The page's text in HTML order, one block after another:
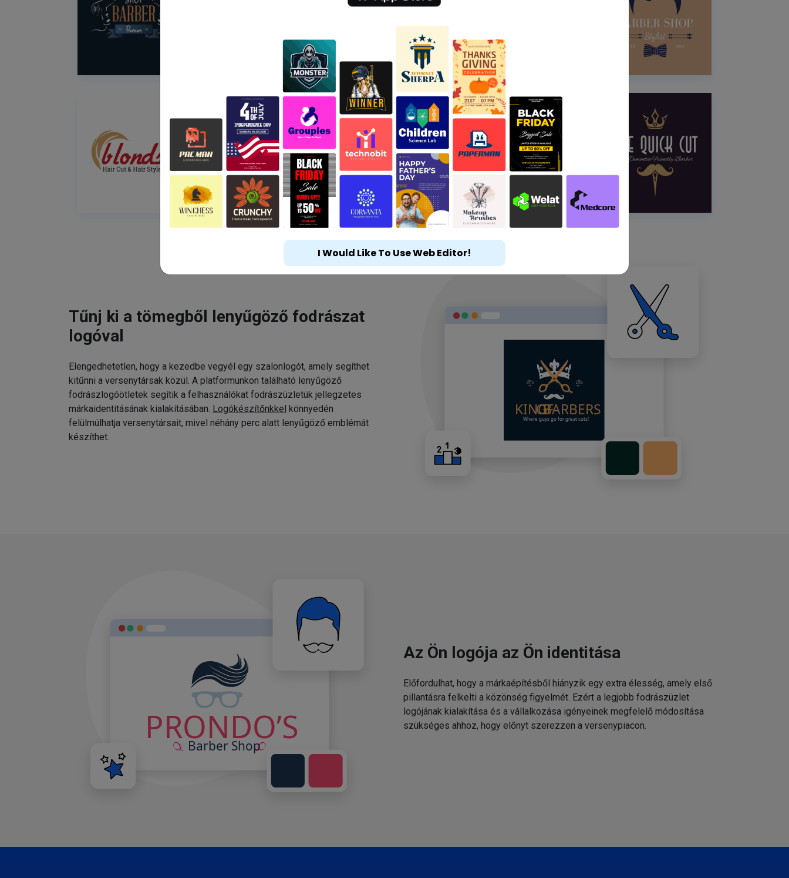
Tűnj ki a tömegből lenyűgöző fodrászat
logóval
Elengedhetetlen, hogy a kezedbe vegyél egy szalonlogót, amely segíthet
kitűnni a versenytársak közül. A platformunkon található lenyűgöző
fodrászlogóötletek segítik a felhasználókat fodrászüzletük jellegzetes
márkaidentitásának kialakításában. Logókészítőnkkel könnyedén
felülmúlhatja versenytársait, mivel néhány perc alatt lenyűgöző emblémát
készíthet.
Az Ön logója az Ön identitása
Előfordulhat, hogy a márkaépítésből hiányzik egy extra élesség, amely első
pillantásra felkelti a közönség figyelmét. Ezért a legjobb fodrászüzlet
logójának kialakítása és a vállalkozása igényeinek megfelelő módosítása
szükséges ahhoz, hogy előnyt szerezzen a versenypiacon.
I Would Like To Use Web Editor!